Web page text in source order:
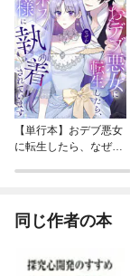
【単行本】おデブ悪女
に転生したら、なぜか
同じ作者の本